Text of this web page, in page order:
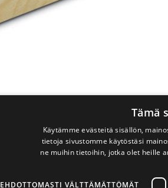
Tämä
Käytämme evästeitä sisällön,
tietoja sivustomme käytöstäsi
ne muihin tietoihin, jotka olet heille
EHDOTTOMASTI VÄLTTÄMÄTTÖMÄT